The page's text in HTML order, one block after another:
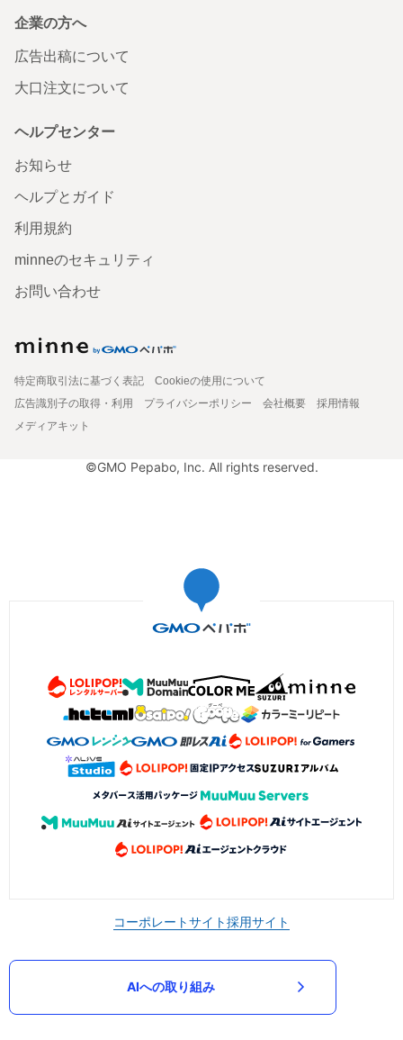
企業の方へ
広告出稿について
大口注文について
ヘルプセンター
お知らせ
ヘルプとガイド
利用規約
minneのセキュリティ
お問い合わせ
特定商取引法に基づく表記
Cookieの使用について
広告識別子の取得・利用
プライバシーポリシー 会社概要
採用情報
メディアキット
©GMO Pepabo, Inc. All rights reserved.
コーポレートサイト採用サイト
AIへの取り組み